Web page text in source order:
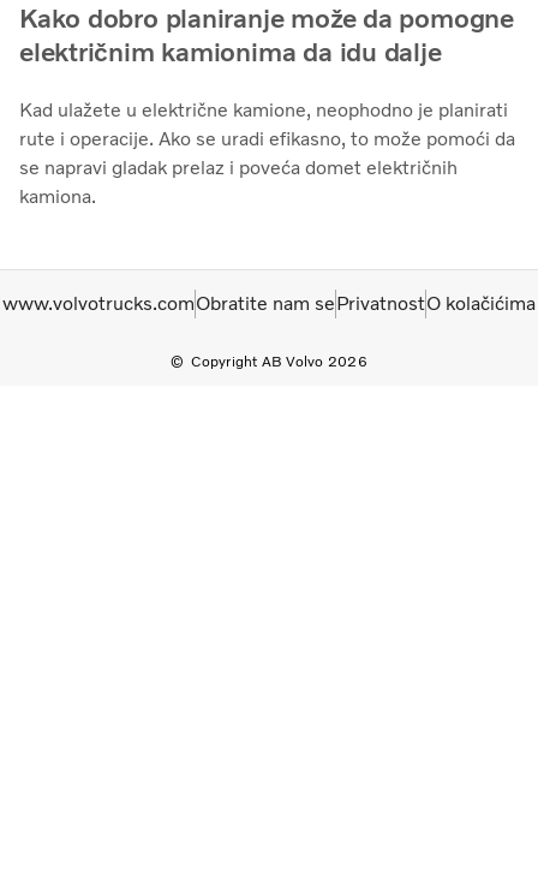
Kako dobro planiranje može da pomogne
električnim kamionima da idu dalje
Kad ulažete u električne kamione, neophodno je planirati
rute i operacije. Ako se uradi efikasno, to može pomoći da
se napravi gladak prelaz i poveća domet električnih
kamiona.
Copyright AB Volvo 2026
www.volvotrucks.comObratite nam sePrivatnostO kolačićima